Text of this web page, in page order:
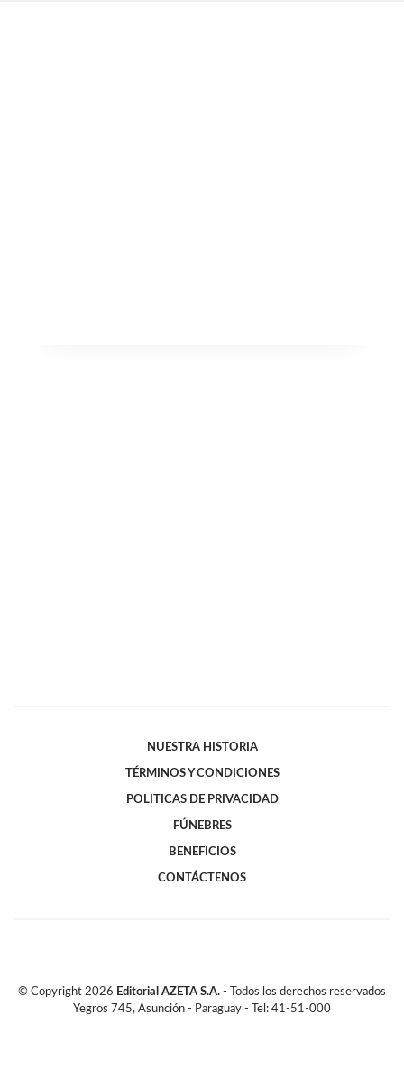
NUESTRA HISTORIA
TÉRMINOS Y CONDICIONES
POLITICAS DE PRIVACIDAD
FÚNEBRES
BENEFICIOS
CONTÁCTENOS
© Copyright 2026 Editorial AZETA S.A. - Todos los derechos reservados
Yegros 745, Asunción - Paraguay - Tel: 41-51-000